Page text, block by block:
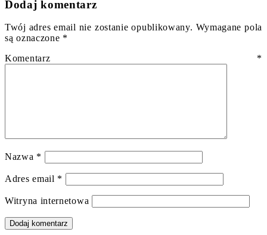
Dodaj komentarz
Twój adres email nie zostanie opublikowany. Wymagane pola
są oznaczone *
Komentarz *
Nazwa *
Adres email *
Witryna internetowa